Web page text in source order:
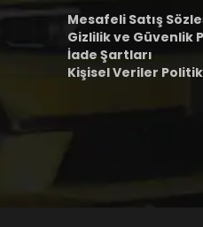
Mesafeli Satış
Gizlilik ve Güvenlik
İade Şartları
Kişisel Veriler